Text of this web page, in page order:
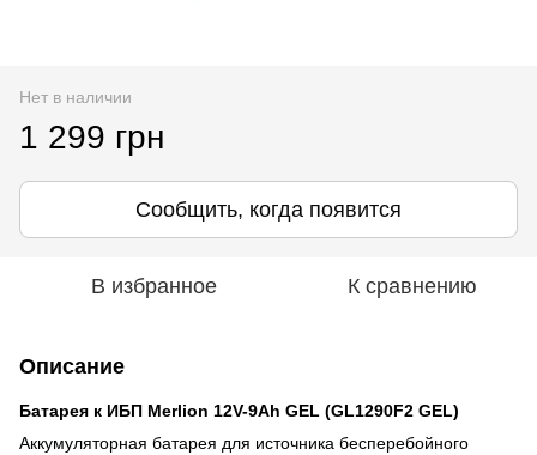
Нет в наличии
1 299 грн
Сообщить, когда появится
В избранное К сравнению
Описание
Батарея к ИБП Merlion 12V-9Ah GEL (GL1290F2 GEL)
Аккумуляторная батарея для источника бесперебойного